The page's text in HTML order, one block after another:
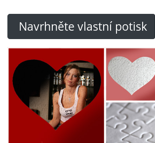
Navrhněte vlastní potisk